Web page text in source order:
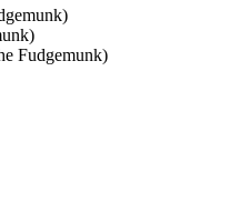
Fudgemunk)